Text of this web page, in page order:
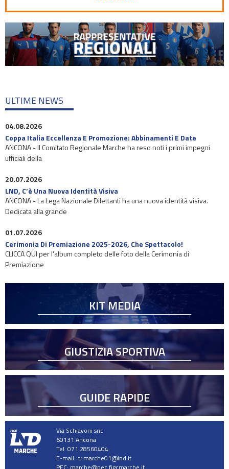
ULTIME NEWS
04.08.2026
Coppa Italia Eccellenza E Promozione: Abbinamenti E Date
ANCONA - Il Comitato Regionale Marche ha reso noti i primi impegni
ufficiali della
20.07.2026
LND, C’è Una Nuova Identità Visiva
ANCONA - La Lega Nazionale Dilettanti ha una nuova identità visiva.
Dedicata alla grande
01.07.2026
Cerimonia Di Premiazione 2025-2026, Che Spettacolo!
CLICCA QUI per l'album completo delle foto della Cerimonia di
Premiazione
KIT MEDIA
GIUSTIZIA SPORTIVA
GUIDE RAPIDE
Via Schiavoni snc
60131 Ancona
Tel. 071 28560404
E-mail: cr.marche01@lnd.it